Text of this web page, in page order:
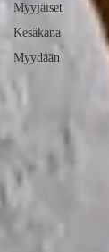
Myyjäiset
Kesäkana
Myydään